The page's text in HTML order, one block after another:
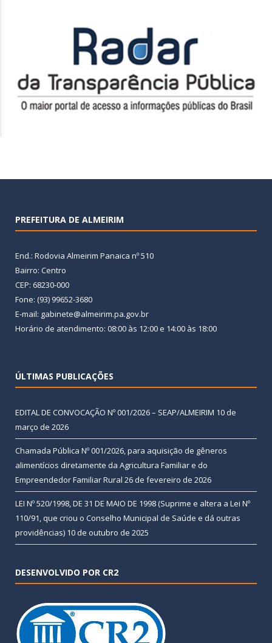
PREFEITURA DE ALMEIRIM
End.: Rodovia Almeirim Panaica nº 510
Bairro: Centro
CEP: 68230-000
Fone: (93) 99652-3680
E-mail: gabinete@almeirim.pa.gov.br
Horário de atendimento: 08:00 às 12:00 e 14:00 às 18:00
ÚLTIMAS PUBLICAÇÕES
EDITAL DE CONVOCAÇÃO Nº 001/2026 – SEAP/ALMEIRIM 10 de
março de 2026
Chamada Pública Nº 001/2026, para aquisição de gêneros
alimentícios diretamente da Agricultura Familiar e do
Empreendedor Familiar Rural 26 de fevereiro de 2026
LEI Nº 520/1998, DE 31 DE MAIO DE 1998 (Suprime e altera a Lei Nº
110/91, que criou o Conselho Municipal de Saúde e dá outras
providências) 10 de outubro de 2025
DESENVOLVIDO POR CR2